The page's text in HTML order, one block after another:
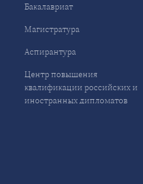
Бакалавриат
Магистратура
Аспирантура
Центр повышения
квалификации российских и
иностранных дипломатов